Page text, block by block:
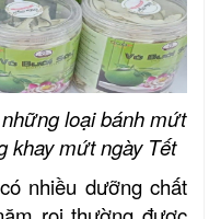
loại bánh mứt
khay mứt ngày Tết
nhiều dưỡng chất